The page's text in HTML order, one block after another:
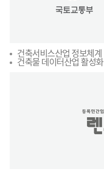
건축서비스산업 정보체계
건축물 데이터산업 활성화